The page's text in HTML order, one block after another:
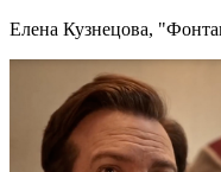
Елена Кузнецова,